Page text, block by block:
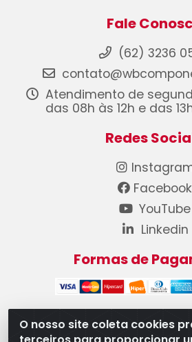
O nosso site coleta cookies
Fale
(62) 3236
Atendimento de
das 08h às 12h e das
Redes
Facebook
YouTube
Linkedin
Formas de